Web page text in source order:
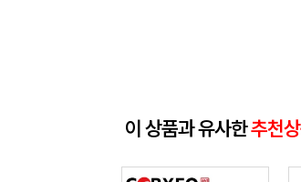
이 상품과 유사한추천